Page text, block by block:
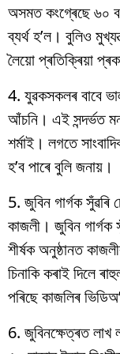
অসমত কংগ্ৰেছে ৬০
ব্যৰ্থ হ’ল। বুলিও
লৈয়ো প্ৰতিক্ৰিয়া
4. যুৱকসকলৰ বাবে
আঁচনি। এই সন্দৰ্ভত
শৰ্মাই। লগতে
হ’ব পাৰে বুলি জনায়।
5. জুবিন গাৰ্গক সুঁৱৰি
কাজলী। জুবিন
শীৰ্ষক অনুষ্ঠানত
চিনাকি কৰাই দিলে
পৰিছে কাজলিৰ
6. জুবিনক্ষেত্ৰত লাখ